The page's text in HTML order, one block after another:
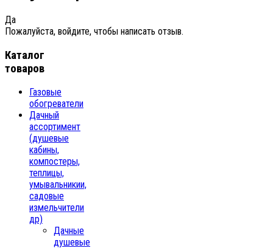
Да
Пожалуйста, войдите, чтобы написать отзыв.
Каталог
товаров
Газовые
обогреватели
Дачный
ассортимент
(душевые
кабины,
компостеры,
теплицы,
умывальникии,
садовые
измельчители
др)
Дачные
душевые